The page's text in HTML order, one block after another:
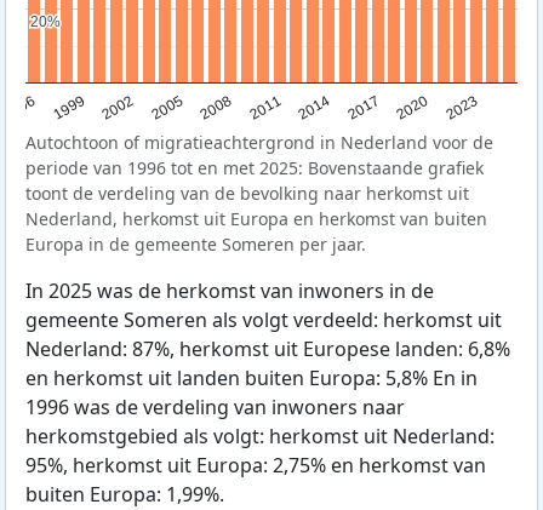
1996 1999 2002 2005 2008 2011 2014 2017 2020 2023
20%
20%
Autochtoon of migratieachtergrond in Nederland voor de
periode van 1996 tot en met 2025: Bovenstaande grafiek
toont de verdeling van de bevolking naar herkomst uit
Nederland, herkomst uit Europa en herkomst van buiten
Europa in de gemeente Someren per jaar.
In 2025 was de herkomst van inwoners in de
gemeente Someren als volgt verdeeld: herkomst uit
Nederland: 87%, herkomst uit Europese landen: 6,8%
en herkomst uit landen buiten Europa: 5,8% En in
1996 was de verdeling van inwoners naar
herkomstgebied als volgt: herkomst uit Nederland:
95%, herkomst uit Europa: 2,75% en herkomst van
buiten Europa: 1,99%.